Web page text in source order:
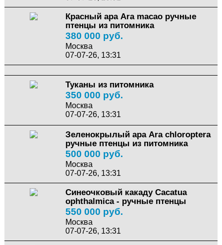
Красный ара Ara macao ручные
птенцы из питомника
380 000 руб.
Москва
07-07-26, 13:31
Туканы из питомника
350 000 руб.
Москва
07-07-26, 13:31
Зеленокрылый ара Ara chloroptera
ручные птенцы из питомника
500 000 руб.
Москва
07-07-26, 13:31
Синеочковый какаду Cacatua
ophthalmica - ручные птенцы
550 000 руб.
Москва
07-07-26, 13:31